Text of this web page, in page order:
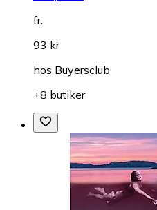
fr.
93 kr
hos Buyersclub
+8 butiker